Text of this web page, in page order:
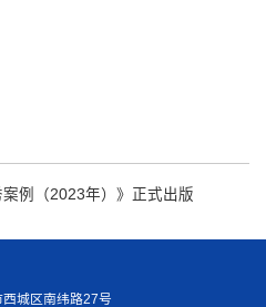
案例（2023年）》正式出版
城区南纬路27号